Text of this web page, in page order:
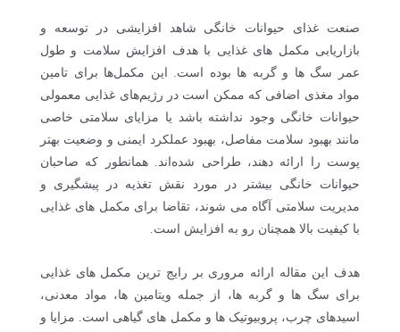
صنعت غذای حیوانات خانگی شاهد افزایشی در توسعه و
بازاریابی مکمل های غذایی با هدف افزایش سلامت و طول
عمر سگ ها و گربه ها بوده است. این مکمل‌ها برای تامین
مواد مغذی اضافی که ممکن است در رژیم‌های غذایی معمولی
حیوانات خانگی وجود نداشته باشد یا مزایای سلامتی خاصی
مانند بهبود سلامت مفاصل، بهبود عملکرد ایمنی و وضعیت بهتر
پوست را ارائه دهند، طراحی شده‌اند. همانطور که صاحبان
حیوانات خانگی بیشتر در مورد نقش تغذیه در پیشگیری و
مدیریت سلامتی آگاه می شوند، تقاضا برای مکمل های غذایی
با کیفیت بالا همچنان رو به افزایش است.
هدف این مقاله ارائه مروری بر رایج ترین مکمل های غذایی
برای سگ ها و گربه ها، از جمله ویتامین ها، مواد معدنی،
اسیدهای چرب، پروبیوتیک ها و مکمل های گیاهی است. مزایا و